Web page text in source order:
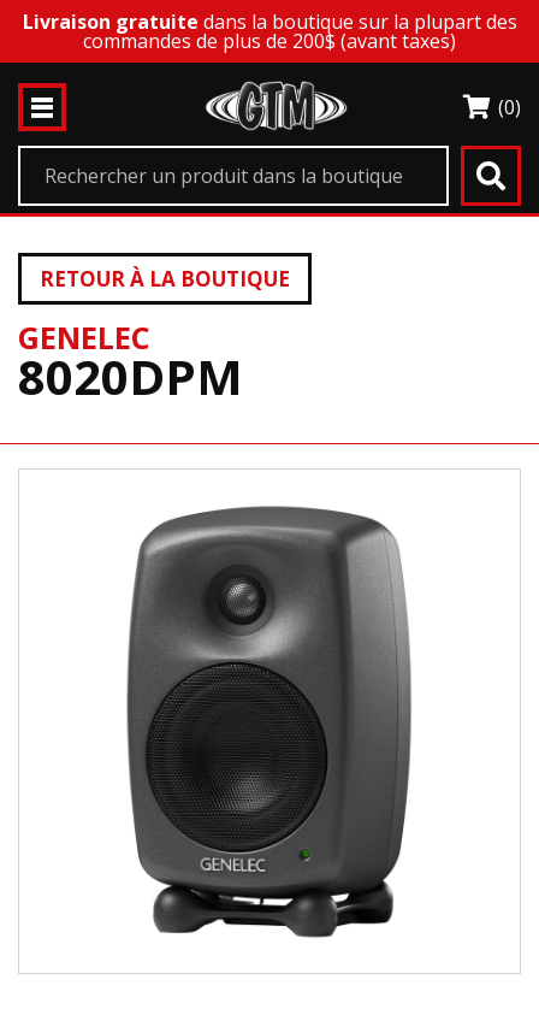
Livraison gratuite dans la boutique sur la plupart des
commandes de plus de 200$ (avant taxes)
(0)
GENELEC
8020DPM
RETOUR À LA BOUTIQUE